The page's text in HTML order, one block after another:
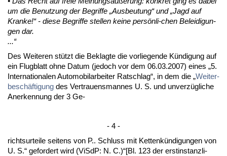
um die Be­nut­zung der Be­grif­fe „Aus­beu­tung“ und „Jagd auf
Kran­ke!“ - die­se Be­grif­fe stel­len kei­ne persönli-chen Be­lei­di­gun­
gen dar.
...“
Des Wei­te­ren stützt die Be­klag­te die vor­lie­gen­de Kündi­gung auf
ein Flug­blatt oh­ne Da­tum (je­doch vor dem 06.03.2007) ei­nes „5.
In­ter­na­tio­na­len Au­to­mo­bi­lar­bei­ter Rat­schlag“, in dem die „Wei­ter­
beschäfti­gung des Ver­trau­ens­man­nes U. S. und un­verzügli­che
An­er­ken­nung der 3 Ge-
- 4 -
richts­ur­tei­le sei­tens von P.. Schluss mit Ket­tenkündi­gun­gen von
U. S.“ ge­for­dert wird (ViSdP: N. C.)“[Bl. 123 der erst­in­stanz­li­